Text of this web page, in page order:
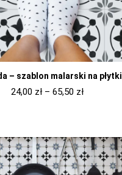
– szablon malarski na płytki
24,00 zł – 65,50 zł